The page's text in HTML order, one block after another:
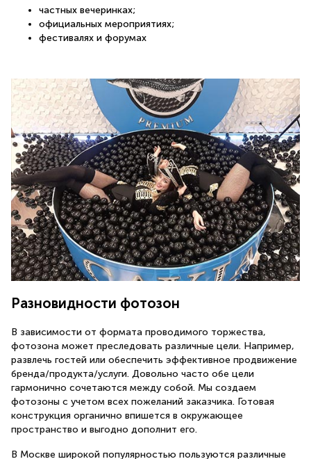
частных вечеринках;
официальных мероприятиях;
фестивалях и форумах
Разновидности фотозон
В зависимости от формата проводимого торжества,
фотозона может преследовать различные цели. Например,
развлечь гостей или обеспечить эффективное продвижение
бренда/продукта/услуги. Довольно часто обе цели
гармонично сочетаются между собой. Мы создаем
фотозоны с учетом всех пожеланий заказчика. Готовая
конструкция органично впишется в окружающее
пространство и выгодно дополнит его.
В Москве широкой популярностью пользуются различные